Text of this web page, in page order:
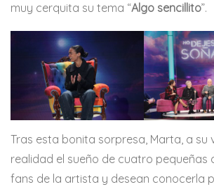
muy cerquita su tema “Algo sencillito”.
Tras esta bonita sorpresa, Marta, a su
realidad el sueño de cuatro pequeñas
fans de la artista y desean conocerla